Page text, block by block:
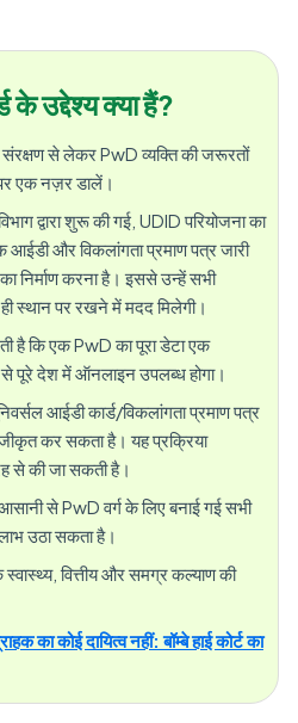
के उद्देश्य क्या हैं?
संरक्षण से लेकर PwD व्यक्ति की जरूरतों
एक नज़र डालें।
द्वारा शुरू की गई, UDID परियोजना का
आईडी और विकलांगता प्रमाण पत्र जारी
निर्माण करना है। इससे उन्हें सभी
स्थान पर रखने में मदद मिलेगी।
है कि एक PwD का पूरा डेटा एक
पूरे देश में ऑनलाइन उपलब्ध होगा।
आईडी कार्ड/विकलांगता प्रमाण पत्र
कर सकता है। यह प्रक्रिया
से की जा सकती है।
से PwD वर्ग के लिए बनाई गई सभी
उठा सकता है।
वित्तीय और समग्र कल्याण की
का कोई दायित्व नहीं: बॉम्बे हाई कोर्ट का